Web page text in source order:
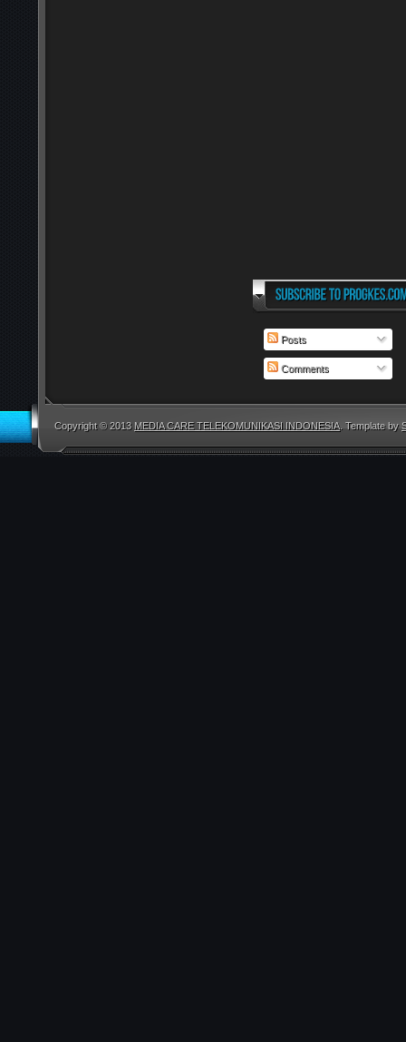
Posts
Comments
Copyright © 2013 MEDIA CARE TELEKOMUNIKASI INDONESIA. Template by